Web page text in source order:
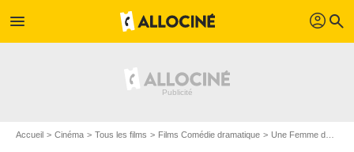
menu profil search
Accueil Cinéma Tous les films Films Comédie dramatique Une Femme dont on parle